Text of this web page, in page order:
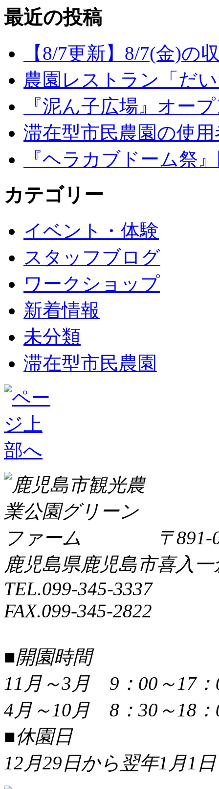
最近の投稿
【8/7更新】8/7(金)の
農園レストラン「だ
『泥ん子広場』オー
滞在型市民農園の使
『ヘラカブドーム祭
カテゴリー
イベント・体験
スタッフブログ
ワークショップ
新着情報
未分類
滞在型市民農園
〒891-
鹿児島県鹿児島市喜入一
TEL.099-345-3337
FAX.099-345-2822
■開園時間
11月～3月 9：00～17：
4月～10月 8：30～18：
■休園日
12月29日から翌年1月1日